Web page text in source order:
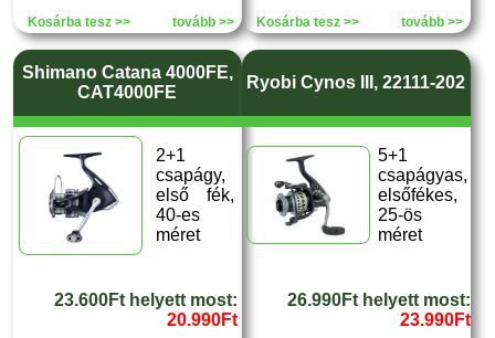
Kosárba tesz >> tovább >> Kosárba tesz >> tovább >>
Shimano Catana 4000FE,
CAT4000FE
2+1
csapágy,
első fék,
40-es
méret
23.600Ft helyett most:
20.990Ft
Ryobi Cynos III, 22111-202
5+1
csapágyas,
elsőfékes,
25-ös
méret
26.990Ft helyett most:
23.990Ft